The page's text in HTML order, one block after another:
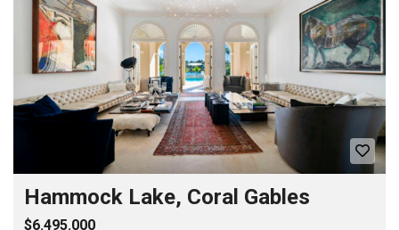
Hammock Lake, Coral Gables
$6.495.000